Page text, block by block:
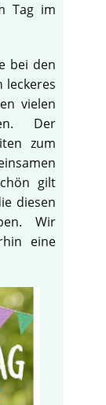
Tag im
bei den
leckeres
vielen
Der
zum
gilt
diesen
Wir
eine